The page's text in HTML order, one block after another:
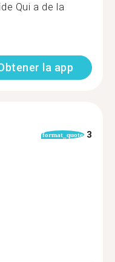
Qui a de la
la app
format_quote 3